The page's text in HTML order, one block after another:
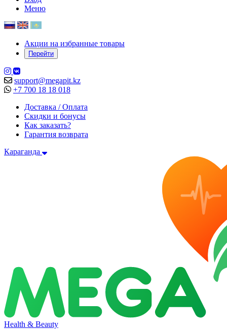
Меню
Акции на избранные товары
Перейти
support@megapit.kz
+7 700 18 18 018
Доставка / Оплата
Скидки и бонусы
Как заказать?
Гарантия возврата
Караганда
Health & Beauty